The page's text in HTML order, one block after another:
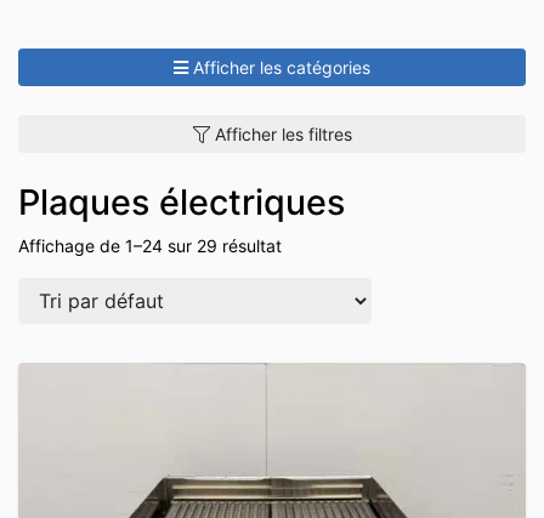
Afficher les catégories
Afficher les filtres
Plaques électriques
Affichage de 1–24 sur 29 résultat